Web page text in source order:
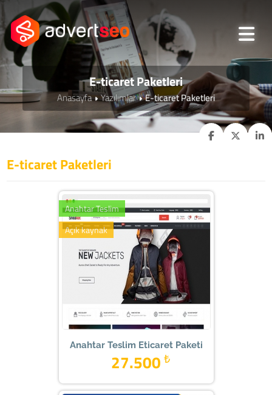
E-ticaret Paketleri
Anasayfa Yazılımlar E-ticaret Paketleri
E-ticaret Paketleri
Anahtar Teslim
Açık kaynak
Anahtar Teslim Eticaret Paketi
₺
27.500